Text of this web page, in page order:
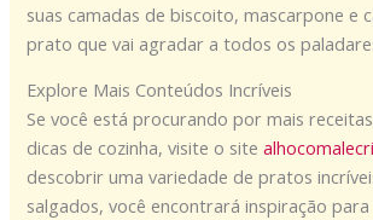
suas camadas de biscoito, mascarpone e
prato que vai agradar a todos os
Explore Mais Conteúdos Incríveis
Se você está procurando por mais
dicas de cozinha, visite o site
descobrir uma variedade de pratos
salgados, você encontrará inspiração